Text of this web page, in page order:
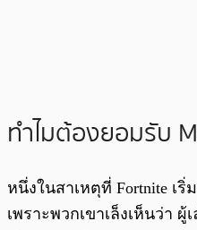
ทำไมต้องยอมรับ
หนึ่งในสาเหตุที่ Fortnite เ
เพราะพวกเขาเล็งเห็นว่า